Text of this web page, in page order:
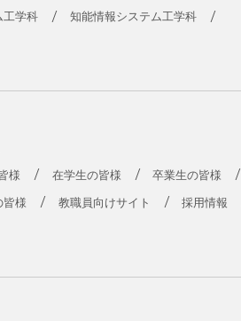
工学科 知能情報システム工学科
様 在学生の皆様 卒業生の皆様
皆様 教職員向けサイト 採用情報